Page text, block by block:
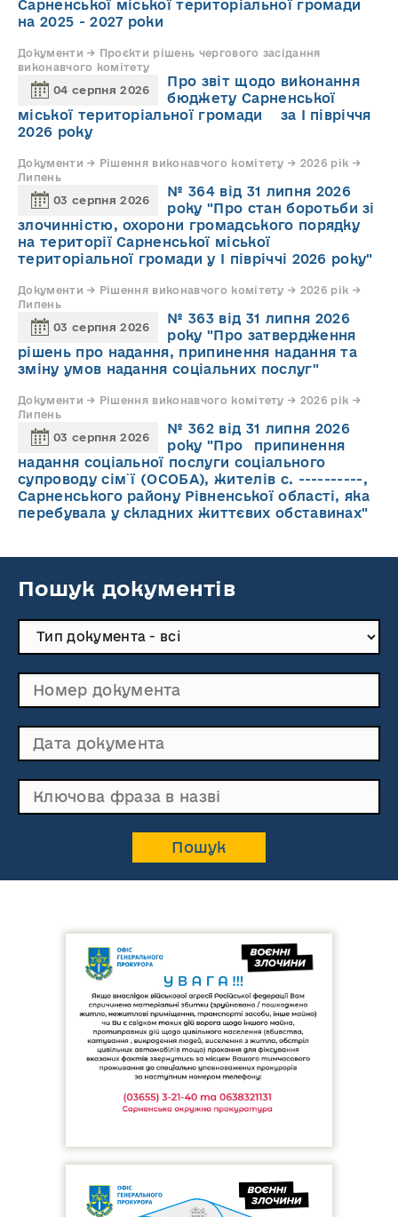
Сарненської міської територіальної громади
на 2025 - 2027 роки
Документи → Проєкти рішень чергового засідання
виконавчого комітету
04 серпня 2026
Про звіт щодо виконання
бюджету Сарненської
міської територіальної громади за І півріччя
2026 року
Документи → Рішення виконавчого комітету → 2026 рік →
Липень
03 серпня 2026
№ 364 від 31 липня 2026
року "Про стан боротьби зі
злочинністю, охорони громадського порядку
на території Сарненської міської
територіальної громади у І півріччі 2026 року"
Документи → Рішення виконавчого комітету → 2026 рік →
Липень
03 серпня 2026
№ 363 від 31 липня 2026
року "Про затвердження
рішень про надання, припинення надання та
зміну умов надання соціальних послуг"
Документи → Рішення виконавчого комітету → 2026 рік →
Липень
03 серпня 2026
№ 362 від 31 липня 2026
року "Про припинення
надання соціальної послуги соціального
супроводу cім`ї (ОСОБА), жителів с. ----------,
Сарненського району Рівненської області, яка
перебувала у складних життєвих обставинах"
Пошук документів